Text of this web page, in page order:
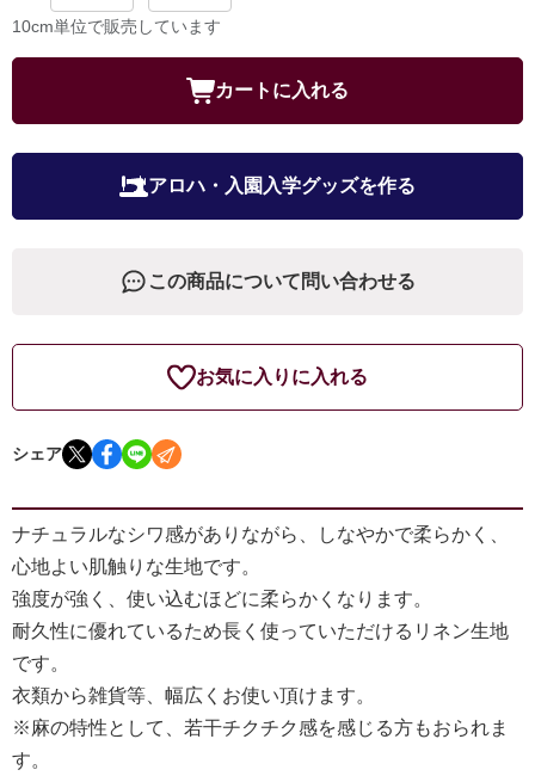
10cm単位で販売しています
カートに入れる
アロハ・入園入学グッズを作る
この商品について問い合わせる
お気に入りに入れる
シェア
ナチュラルなシワ感がありながら、しなやかで柔らかく、
心地よい肌触りな生地です。
強度が強く、使い込むほどに柔らかくなります。
耐久性に優れているため長く使っていただけるリネン生地
です。
衣類から雑貨等、幅広くお使い頂けます。
※麻の特性として、若干チクチク感を感じる方もおられま
す。